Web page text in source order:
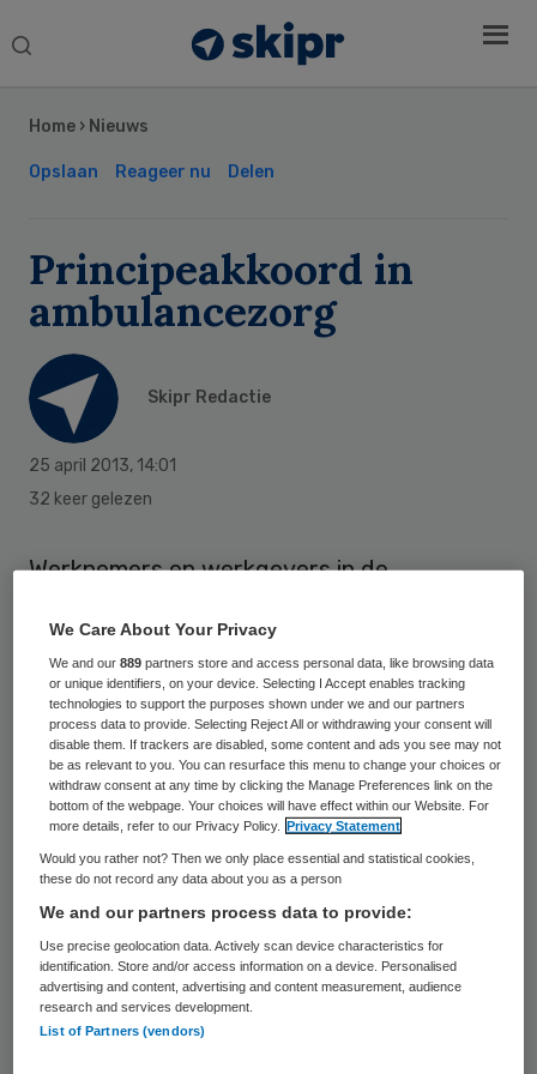
Search
Home › Nieuws
Opslaan Reageer nu Delen
Principeakkoord in
ambulancezorg
Skipr Redactie
25 april 2013, 14:01
32 keer gelezen
Werknemers en werkgevers in de
principeakkoord gesloten voor een nieuwe
tweejarige cao. Daarmee zijn de
aangekondigde acties in de sector van de
baan.
Volgens de vakbonden zijn ook over
afspraken gemaakt. Zo is de
werkgelegenheid voor de looptijd van deze
cao gegarandeerd en zijn er ten aanzien
van reizen naar standplaatsen in eigen tijd
afspraken gemaakt. Ook is er een
Sidebar
We Care About Your Privacy
We and our889 partners store and access personal data, like browsing data
or unique identifiers, on your device. Selecting I Accept enables tracking
technologies to support the purposes shown under we and our partners
process data to provide. Selecting Reject All or withdrawing your consent will
disable them. If trackers are disabled, some content and ads you see may not
be as relevant to you. You can resurface this menu to change your choices or
withdraw consent at any time by clicking the Manage Preferences link on the
bottom of the webpage. Your choices will have effect within our Website. For
more details, refer to our Privacy Policy.
Privacy Statement
Would you rather not? Then we only place essential and statistical cookies,
these do not record any data about you as a person
We and our partners process data to provide:
Use precise geolocation data. Actively scan device characteristics for
identification. Store and/or access information on a device. Personalised
advertising and content, advertising and content measurement, audience
research and services development.
List of Partners (vendors)